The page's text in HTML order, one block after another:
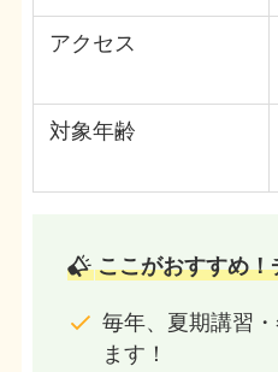
アクセス
対象年齢
ここがおすすめ
毎年、夏期講習
ます！